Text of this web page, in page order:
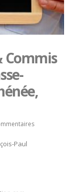
Commis
Paul